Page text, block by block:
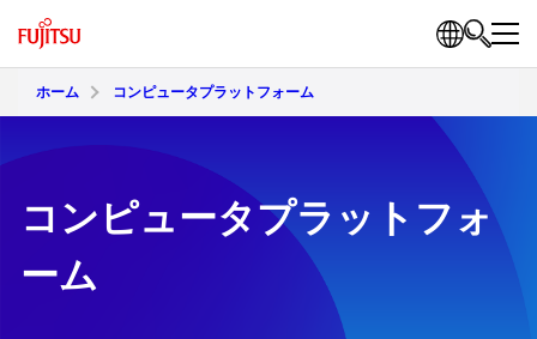
ホーム コンピュータプラットフォーム
コンピュータプラットフォ
ーム